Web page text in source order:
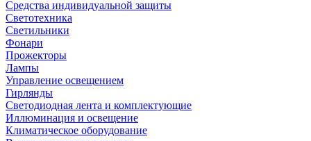
Средства индивидуальной защиты
Светотехника
Светильники
Фонари
Прожекторы
Лампы
Управление освещением
Гирлянды
Светодиодная лента и комплектующие
Иллюминация и освещение
Климатическое оборудование